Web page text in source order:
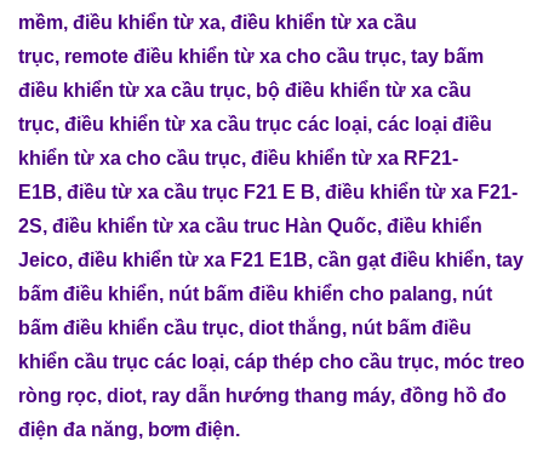
mềm, điều khiển từ xa, điều khiển từ xa cầu
trục, remote điều khiển từ xa cho cầu trục, tay bấm
điều khiển từ xa cầu trục, bộ điều khiển từ xa cầu
trục, điều khiển từ xa cầu trục các loại, các loại điều
khiển từ xa cho cầu trục, điều khiển từ xa RF21-
E1B, điều từ xa cầu trục F21 E B, điều khiển từ xa F21-
2S, điều khiển từ xa cầu truc Hàn Quốc, điều khiển
Jeico, điều khiển từ xa F21 E1B, cần gạt điều khiển, tay
bấm điều khiển, nút bấm điều khiển cho palang, nút
bấm điều khiển cầu trục, diot thắng, nút bấm điều
khiển cầu trục các loại, cáp thép cho cầu trục, móc treo
ròng rọc, diot, ray dẫn hướng thang máy, đồng hồ đo
điện đa năng, bơm điện.